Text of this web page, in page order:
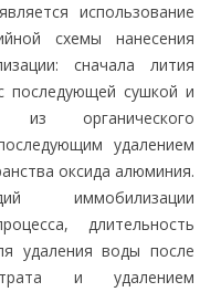
использование
схемы нанесения
сначала лития
последующей сушкой и
из органического
удалением
оксида алюминия.
иммобилизации
длительность
удаления воды после
и удалением